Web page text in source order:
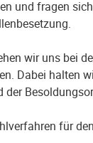
und fragen
wir uns bei
Dabei halten
für